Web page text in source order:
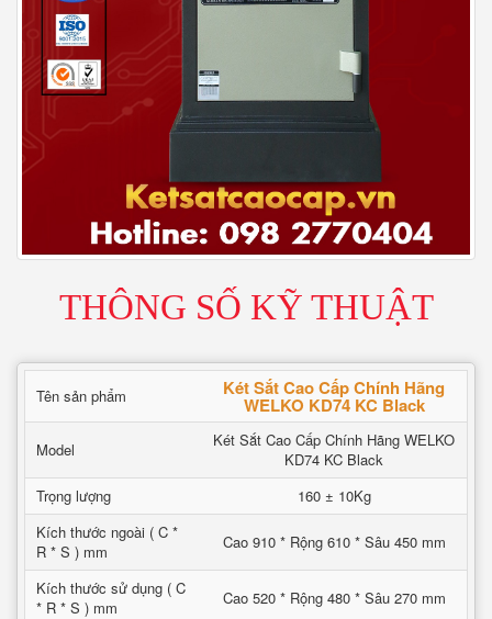
THÔNG SỐ KỸ THUẬT
Tên sản phẩm Két Sắt Cao Cấp Chính Hãng
WELKO KD74 KC Black
Model
Két Sắt Cao Cấp Chính Hãng WELKO
KD74 KC Black
Trọng lượng
160 ± 10Kg
Kích thước ngoài ( C *
R * S ) mm
Cao 910 * Rộng 610 * Sâu 450 mm
Kích thước sử dụng ( C
* R * S ) mm
Cao 520 * Rộng 480 * Sâu 270 mm